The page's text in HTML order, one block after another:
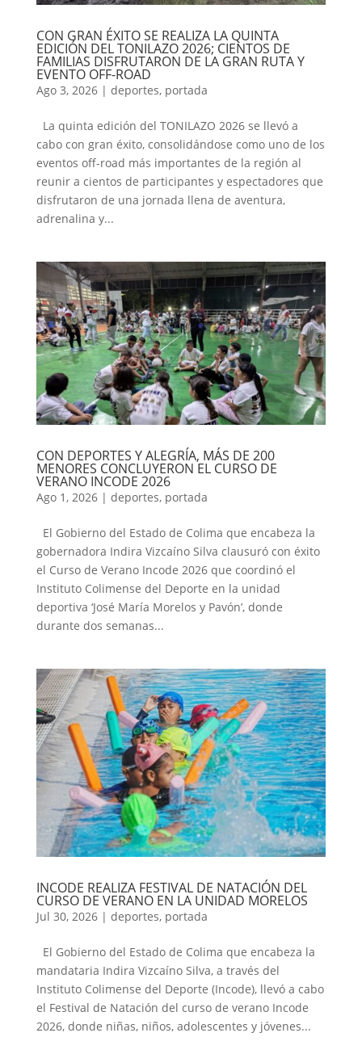
CON GRAN ÉXITO SE REALIZA LA QUINTA
EDICIÓN DEL TONILAZO 2026; CIENTOS DE
FAMILIAS DISFRUTARON DE LA GRAN RUTA Y
EVENTO OFF-ROAD
Ago 3, 2026| deportes, portada
La quinta edición del TONILAZO 2026 se llevó a
cabo con gran éxito, consolidándose como uno de los
eventos off-road más importantes de la región al
reunir a cientos de participantes y espectadores que
disfrutaron de una jornada llena de aventura,
adrenalina y...
CON DEPORTES Y ALEGRÍA, MÁS DE 200
MENORES CONCLUYERON EL CURSO DE
VERANO INCODE 2026
Ago 1, 2026| deportes, portada
El Gobierno del Estado de Colima que encabeza la
gobernadora Indira Vizcaíno Silva clausuró con éxito
el Curso de Verano Incode 2026 que coordinó el
Instituto Colimense del Deporte en la unidad
deportiva ‘José María Morelos y Pavón’, donde
durante dos semanas...
INCODE REALIZA FESTIVAL DE NATACIÓN DEL
CURSO DE VERANO EN LA UNIDAD MORELOS
Jul 30, 2026| deportes, portada
El Gobierno del Estado de Colima que encabeza la
mandataria Indira Vizcaíno Silva, a través del
Instituto Colimense del Deporte (Incode), llevó a cabo
el Festival de Natación del curso de verano Incode
2026, donde niñas, niños, adolescentes y jóvenes...